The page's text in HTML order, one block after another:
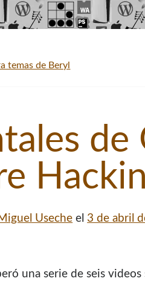
temas de Beryl
de
Useche el 3 de abril
una serie de seis